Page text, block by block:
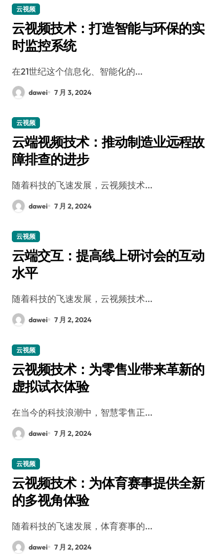
云视频
云视频技术：打造智能与环保的实
时监控系统
在21世纪这个信息化、智能化的...
dawei 7 月 3, 2024
云视频
云端视频技术：推动制造业远程故
障排查的进步
随着科技的飞速发展，云视频技术...
dawei 7 月 2, 2024
云视频
云端交互：提高线上研讨会的互动
水平
随着科技的飞速发展，云视频技术...
dawei 7 月 2, 2024
云视频
云视频技术：为零售业带来革新的
虚拟试衣体验
在当今的科技浪潮中，智慧零售正...
dawei 7 月 2, 2024
云视频
云视频技术：为体育赛事提供全新
的多视角体验
随着科技的飞速发展，体育赛事的...
dawei 7 月 2, 2024